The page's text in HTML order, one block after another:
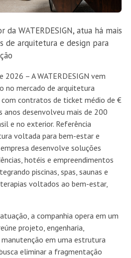
WATERDESIGN, atua há mais
de arquitetura e design para
2026 – A WATERDESIGN vem
no mercado de arquitetura
contratos de ticket médio de €
desenvolveu mais de 200
e no exterior. Referência
voltada para bem-estar e
desenvolve soluções
hotéis e empreendimentos
piscinas, spas, saunas e
voltados ao bem-estar,
a companhia opera em um
projeto, engenharia,
em uma estrutura
eliminar a fragmentação